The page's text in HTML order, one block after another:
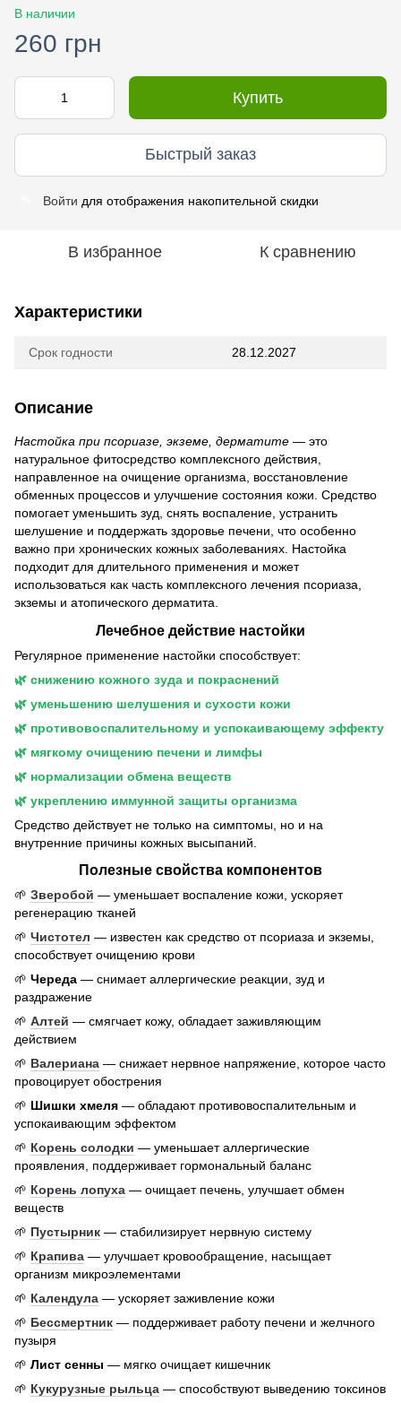
В наличии
260 грн
Купить
Быстрый заказ
Войти для отображения накопительной скидки
В избранное К сравнению
Характеристики
Срок годности 28.12.2027
Описание
Настойка при псориазе, экземе, дерматите — это
натуральное фитосредство комплексного действия,
направленное на очищение организма, восстановление
обменных процессов и улучшение состояния кожи. Средство
помогает уменьшить зуд, снять воспаление, устранить
шелушение и поддержать здоровье печени, что особенно
важно при хронических кожных заболеваниях. Настойка
подходит для длительного применения и может
использоваться как часть комплексного лечения псориаза,
экземы и атопического дерматита.
Лечебное действие настойки
Регулярное применение настойки способствует:
🌿 снижению кожного зуда и покраснений
🌿 уменьшению шелушения и сухости кожи
🌿 противовоспалительному и успокаивающему эффекту
🌿 мягкому очищению печени и лимфы
🌿 нормализации обмена веществ
🌿 укреплению иммунной защиты организма
Средство действует не только на симптомы, но и на
внутренние причины кожных высыпаний.
Полезные свойства компонентов
🌱 Зверобой — уменьшает воспаление кожи, ускоряет
регенерацию тканей
🌱 Чистотел — известен как средство от псориаза и экземы,
способствует очищению крови
🌱 Череда — снимает аллергические реакции, зуд и
раздражение
🌱 Алтей — смягчает кожу, обладает заживляющим
действием
🌱 Валериана — снижает нервное напряжение, которое часто
провоцирует обострения
🌱 Шишки хмеля — обладают противовоспалительным и
успокаивающим эффектом
🌱 Корень солодки — уменьшает аллергические
проявления, поддерживает гормональный баланс
🌱 Корень лопуха — очищает печень, улучшает обмен
веществ
🌱 Пустырник — стабилизирует нервную систему
🌱 Крапива — улучшает кровообращение, насыщает
организм микроэлементами
🌱 Календула — ускоряет заживление кожи
🌱 Бессмертник — поддерживает работу печени и желчного
пузыря
🌱 Лист сенны — мягко очищает кишечник
🌱 Кукурузные рыльца — способствуют выведению токсинов